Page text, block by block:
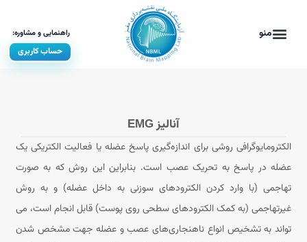
حساب کاربری
آنالیز EMG
الکترومایوگرافی روشی برای اندازه‌گیری پاسخ عضله یا فعالیت الکتریکی یک
عضله در پاسخ به تحریک عصب است. بنابراین این روش که به صورت
تهاجمی (با وارد کردن الکترودهای سوزنی به داخل عضله) و به روش
غیرتهاجمی (به کمک الکترودهای سطحی روی پوست) قابل انجام است، می
تواند به تشخیص انواع ناهنجاری‌های عصب و عضله جهت مشخص شدن